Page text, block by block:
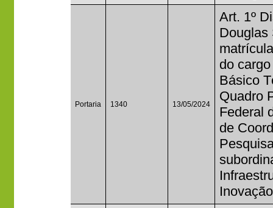
Portaria 1340 13/05/2024
Art. 1º
Douglas
do
Básico
Quadro
Federal
de